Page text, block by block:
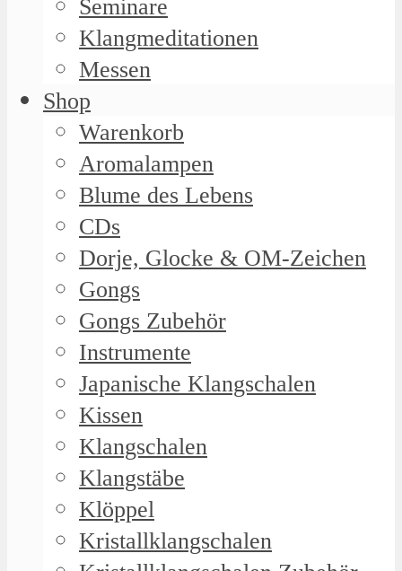
Seminare
Klangmeditationen
Messen
Shop
Warenkorb
Aromalampen
Blume des Lebens
CDs
Dorje, Glocke & OM-Zeichen
Gongs
Gongs Zubehör
Instrumente
Japanische Klangschalen
Kissen
Klangschalen
Klangstäbe
Klöppel
Kristallklangschalen